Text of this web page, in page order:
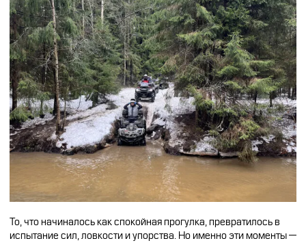
То, что начиналось как спокойная прогулка, превратилось в
испытание сил, ловкости и упорства. Но именно эти моменты —